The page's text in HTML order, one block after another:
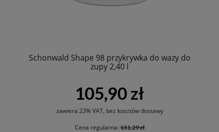
Schonwald Shape 98 przykrywka do wazy do
zupy 2,40 l
105,90 zł
zawiera 23% VAT, bez kosztów dostawy
Cena regularna:151,29 zł